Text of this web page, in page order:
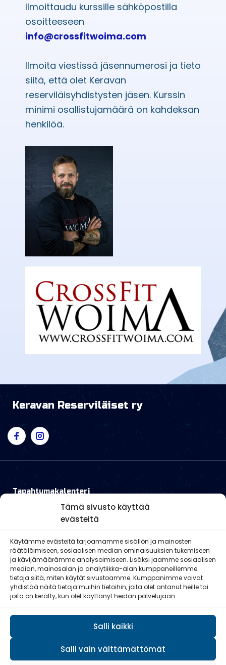
Tämä sivusto käyttää
evästeitä
Käytämme evästeitä tarjoamamme sisällön ja mainosten
räätälöimiseen, sosiaalisen median ominaisuuksien tukemiseen
ja kävijämäärämme analysoimiseen. Lisäksi jaamme sosiaalisen
median, mainosalan ja analytiikka-alan kumppaneillemme
tietoja siitä, miten käytät sivustoamme. Kumppanimme voivat
yhdistää näitä tietoja muihin tietoihin, joita olet antanut heille tai
joita on kerätty, kun olet käyttänyt heidän palvelujaan.
Salli kaikki
Salli vain välttämättömät
Ilmoittaudu kurssille sähköpostilla
osoitteeseen
info@crossfitwoima.com
Ilmoita viestissä jäsennumerosi ja tieto
siitä, että olet Keravan
reserviläisyhdistysten jäsen. Kurssin
minimi osallistujamäärä on kahdeksan
henkilöä.
Keravan Reserviläiset ry
Tapahtumakalenteri
Ampumatoiminta
Liikunta
Perinnetoiminta